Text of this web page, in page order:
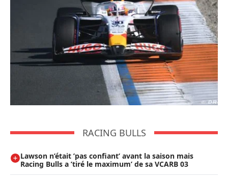
RACING BULLS
Lawson n’était ’pas confiant’ avant la saison mais
Racing Bulls a ’tiré le maximum’ de sa VCARB 03